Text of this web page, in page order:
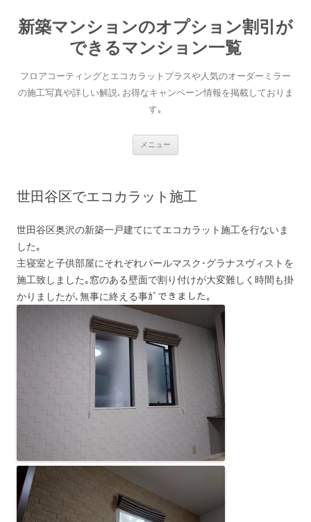
新築マンションのオプション割引が
できるマンション一覧
フロアコーティングとエコカラットプラスや人気のオーダーミラー
の施工写真や詳しい解説､お得なキャンペーン情報を掲載しておりま
す｡
メニュー
世田谷区でエコカラット施工
世田谷区奥沢の新築一戸建てにてエコカラット施工を行ないま
した｡
主寝室と子供部屋にそれぞれパールマスク･グラナスヴィストを
施工致しました｡窓のある壁面で割り付けが大変難しく時間も掛
かりましたが､無事に終える事ｶﾞできました｡